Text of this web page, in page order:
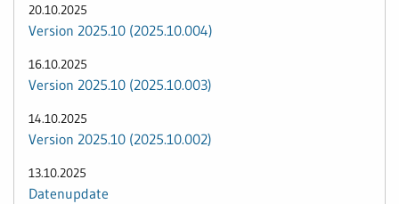
20.10.2025
Version 2025.10 (2025.10.004)
16.10.2025
Version 2025.10 (2025.10.003)
14.10.2025
Version 2025.10 (2025.10.002)
13.10.2025
Datenupdate